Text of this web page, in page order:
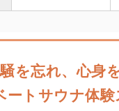
を忘れ、心身
ートサウナ体験